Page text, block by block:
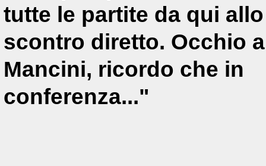
tutte le partite da qui allo
scontro diretto. Occhio a
Mancini, ricordo che in
conferenza..."